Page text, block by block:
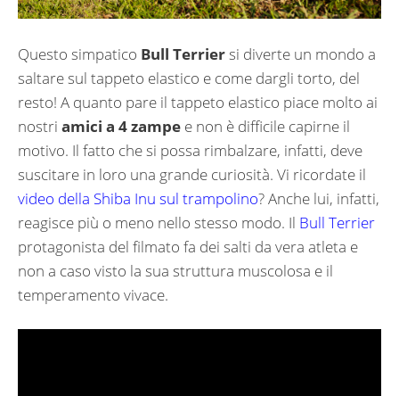
Questo simpatico Bull Terriersi diverte un mondo a
saltare sul tappeto elastico e come dargli torto, del
resto! A quanto pare il tappeto elastico piace molto ai
nostri amici a 4 zampe e non è difficile capirne il
motivo. Il fatto che si possa rimbalzare, infatti, deve
suscitare in loro una grande curiosità. Vi ricordate il
video della Shiba Inu sul trampolino? Anche lui, infatti,
reagisce più o meno nello stesso modo. Il Bull Terrier
protagonista del filmato fa dei salti da vera atleta e
non a caso visto la sua struttura muscolosa e il
temperamento vivace.